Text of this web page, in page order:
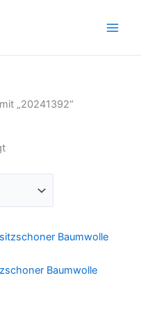
„20241392“
Baumwolle